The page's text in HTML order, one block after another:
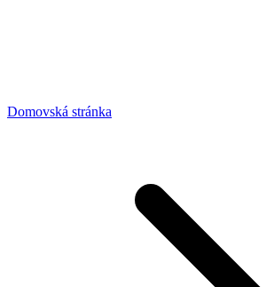
Domovská stránka